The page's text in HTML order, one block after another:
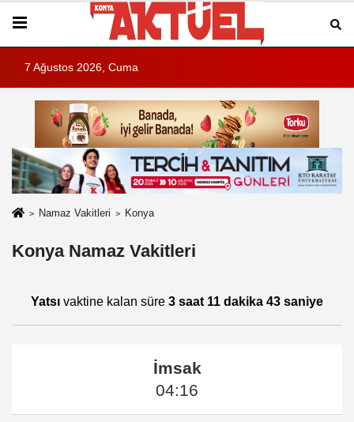
7 Ağustos 2026, Cuma
Namaz Vakitleri Konya
Konya Namaz Vakitleri
Yatsı vaktine kalan süre 3 saat 11 dakika 43 saniye
İmsak
04:16